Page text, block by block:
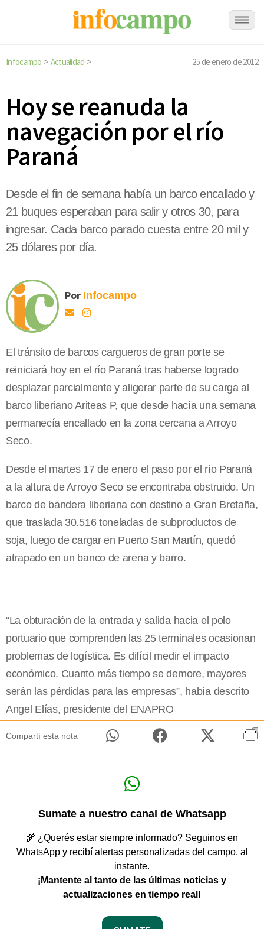
Infocampo > Actualidad > 25 de enero de 2012
Hoy se reanuda la
navegación por el río
Paraná
Desde el fin de semana había un barco encallado y
21 buques esperaban para salir y otros 30, para
ingresar. Cada barco parado cuesta entre 20 mil y
25 dólares por día.
Por Infocampo
El tránsito de barcos cargueros de gran porte se
reiniciará hoy en el río Paraná tras haberse logrado
desplazar parcialmente y aligerar parte de su carga al
barco liberiano Ariteas P, que desde hacía una semana
permanecía encallado en la zona cercana a Arroyo
Seco.
Desde el martes 17 de enero el paso por el río Paraná
a la altura de Arroyo Seco se encontraba obstruido. Un
barco de bandera liberiana con destino a Gran Bretaña,
que traslada 30.516 toneladas de subproductos de
soja, luego de cargar en Puerto San Martín, quedó
atrapado en un banco de arena y barro.
“La obturación de la entrada y salida hacia el polo
portuario que comprenden las 25 terminales ocasionan
problemas de logística. Es difícil medir el impacto
económico. Cuanto más tiempo se demore, mayores
serán las pérdidas para las empresas”, había descrito
Angel Elías, presidente del ENAPRO
Compartí esta nota
Sumate a nuestro canal de Whatsapp
🌾 ¿Querés estar siempre informado? Seguinos en
WhatsApp y recibí alertas personalizadas del campo, al
instante.
¡Mantente al tanto de las últimas noticias y
actualizaciones en tiempo real!